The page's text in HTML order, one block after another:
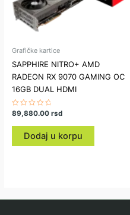
Grafičke kartice
SAPPHIRE NITRO+ AMD
RADEON RX 9070 GAMING OC
16GB DUAL HDMI
Ocenjeno
sa
0
89,880.00rsd
Dodaj u korpu